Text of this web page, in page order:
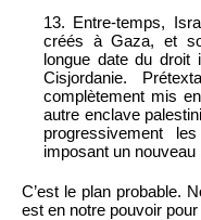
13. Entre-temps,
créés à Gaza, et
longue date du droit
Cisjordanie.
complètement mis
autre enclave
progressivement
imposant un
C’est le plan probable.
est en notre pouvoir